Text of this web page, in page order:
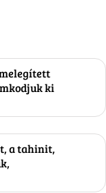
ki
a tahinit,